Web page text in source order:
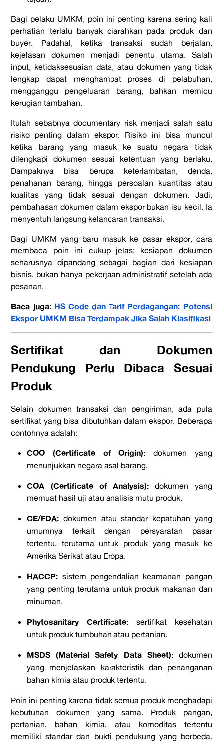
Bagi pelaku UMKM, poin ini penting karena sering kali
perhatian terlalu banyak diarahkan pada produk dan
buyer. Padahal, ketika transaksi sudah berjalan,
kejelasan dokumen menjadi penentu utama. Salah
input, ketidaksesuaian data, atau dokumen yang tidak
lengkap dapat menghambat proses di pelabuhan,
mengganggu pengeluaran barang, bahkan memicu
kerugian tambahan.
Itulah sebabnya documentary risk menjadi salah satu
risiko penting dalam ekspor. Risiko ini bisa muncul
ketika barang yang masuk ke suatu negara tidak
dilengkapi dokumen sesuai ketentuan yang berlaku.
Dampaknya bisa berupa keterlambatan, denda,
penahanan barang, hingga persoalan kuantitas atau
kualitas yang tidak sesuai dengan dokumen. Jadi,
pembahasan dokumen dalam ekspor bukan isu kecil. Ia
menyentuh langsung kelancaran transaksi.
Bagi UMKM yang baru masuk ke pasar ekspor, cara
membaca poin ini cukup jelas: kesiapan dokumen
seharusnya dipandang sebagai bagian dari kesiapan
bisnis, bukan hanya pekerjaan administratif setelah ada
pesanan.
Baca juga: HS Code dan Tarif Perdagangan: Potensi
Ekspor UMKM Bisa Terdampak Jika Salah Klasifikasi
Sertifikat dan Dokumen
Pendukung Perlu Dibaca Sesuai
Produk
Selain dokumen transaksi dan pengiriman, ada pula
sertifikat yang bisa dibutuhkan dalam ekspor. Beberapa
contohnya adalah:
COO (Certificate of Origin):dokumen yang
menunjukkan negara asal barang.
COA (Certificate of Analysis):dokumen yang
memuat hasil uji atau analisis mutu produk.
CE/FDA: dokumen atau standar kepatuhan yang
umumnya terkait dengan persyaratan pasar
tertentu, terutama untuk produk yang masuk ke
Amerika Serikat atau Eropa.
HACCP: sistem pengendalian keamanan pangan
yang penting terutama untuk produk makanan dan
minuman.
Phytosanitary Certificate: sertifikat kesehatan
untuk produk tumbuhan atau pertanian.
MSDS (Material Safety Data Sheet):dokumen
yang menjelaskan karakteristik dan penanganan
bahan kimia atau produk tertentu.
Poin ini penting karena tidak semua produk menghadapi
kebutuhan dokumen yang sama. Produk pangan,
pertanian, bahan kimia, atau komoditas tertentu
memiliki standar dan bukti pendukung yang berbeda.